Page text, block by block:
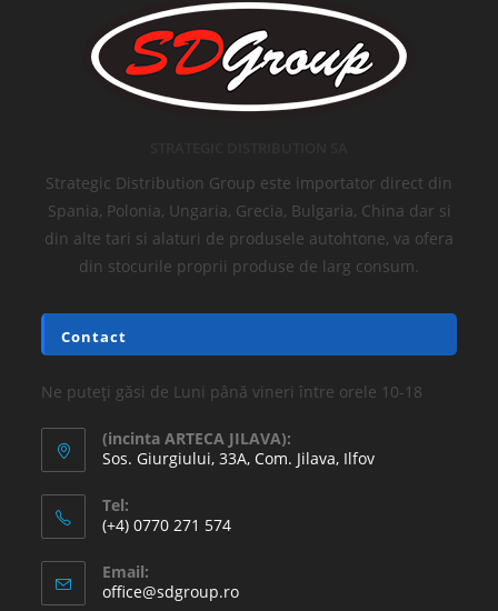
Strategic Distribution Group este importator direct din
Spania, Polonia, Ungaria, Grecia, Bulgaria, China dar si
din alte tari si alaturi de produsele autohtone, va ofera
din stocurile proprii produse de larg consum.
Contact
Ne puteți găsi de Luni până vineri între orele 10-18
(incinta ARTECA JILAVA):
Sos. Giurgiului, 33A, Com. Jilava, Ilfov
Tel:
(+4) 0770 271 574
Email:
office@sdgroup.ro